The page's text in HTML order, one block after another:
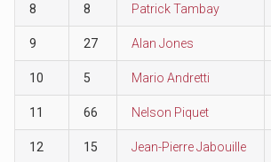
8 8 Patrick Tambay
9 27 Alan Jones
10 5 Mario Andretti
11 66 Nelson Piquet
12 15 Jean-Pierre Jabouille